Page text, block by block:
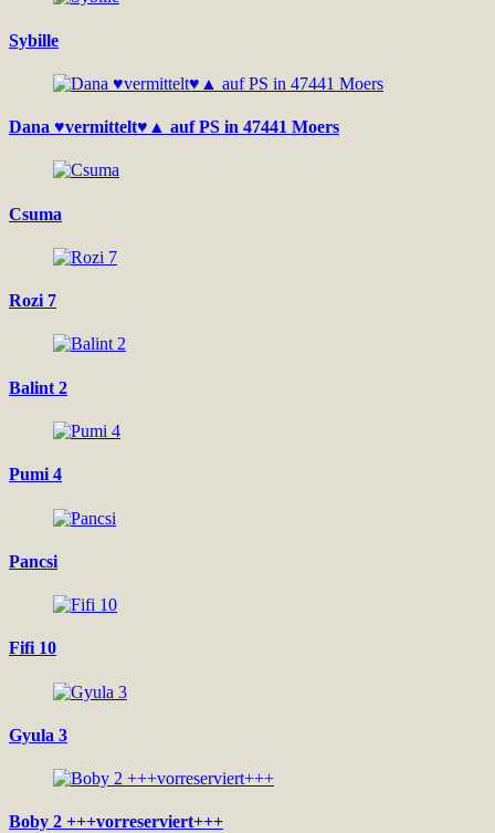
Sybille
Dana ♥vermittelt♥▲ auf PS in 47441 Moers
Csuma
Rozi 7
Balint 2
Pumi 4
Pancsi
Fifi 10
Gyula 3
Boby 2 +++vorreserviert+++